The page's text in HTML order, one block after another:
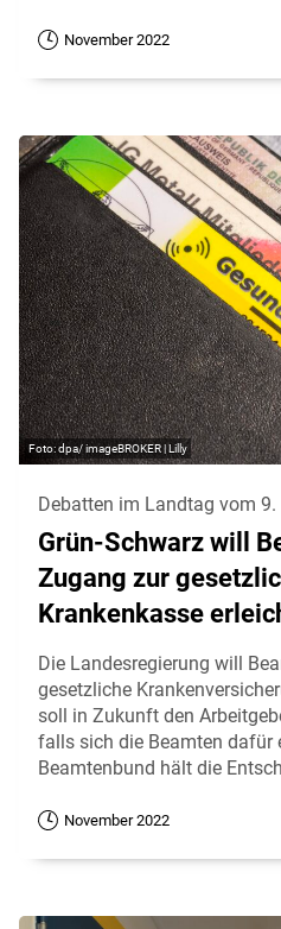
November 2022
dpa/ imageBROKER | Lilly
Debatten im Landtag vom
Grün-Schwarz will
Zugang zur
Krankenkasse
Die Landesregierung will
gesetzliche
soll in Zukunft den
falls sich die Beamten dafür
Beamtenbund hält die
November 2022